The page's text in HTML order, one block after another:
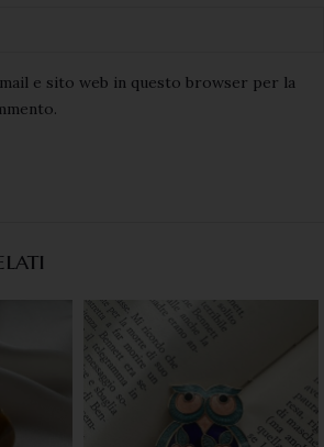
e sito web in questo browser per la